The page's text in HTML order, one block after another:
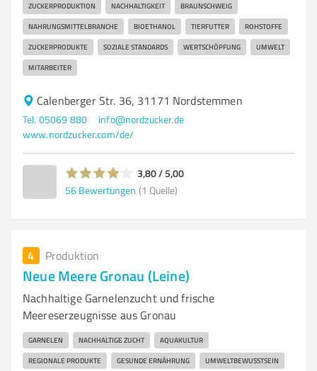
ZUCKERPRODUKTION NACHHALTIGKEIT BRAUNSCHWEIG
NAHRUNGSMITTELBRANCHE BIOETHANOL TIERFUTTER ROHSTOFFE
ZUCKERPRODUKTE SOZIALE STANDARDS WERTSCHÖPFUNG UMWELT
MITARBEITER
Calenberger Str. 36, 31171 Nordstemmen
Tel. 05069 880
info@nordzucker.de
www.nordzucker.com/de/
3,80 / 5,00
56 Bewertungen (1 Quelle)
4 Produktion
Neue Meere Gronau (Leine)
Nachhaltige Garnelenzucht und frische
Meereserzeugnisse aus Gronau
GARNELEN NACHHALTIGE ZUCHT AQUAKULTUR
REGIONALE PRODUKTE GESUNDE ERNÄHRUNG UMWELTBEWUSSTSEIN